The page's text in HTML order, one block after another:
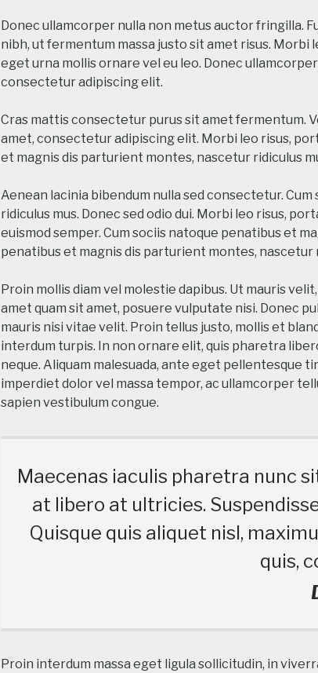
Donec ullamcorper nulla non metus auctor fringilla.
nibh, ut fermentum massa justo sit amet risus. Morbi
eget urna mollis ornare vel eu leo. Donec
consectetur adipiscing elit.
Cras mattis consectetur purus sit amet fermentum.
amet, consectetur adipiscing elit. Morbi leo risus,
et magnis dis parturient montes, nascetur ridiculus
Aenean lacinia bibendum nulla sed consectetur.
ridiculus mus. Donec sed odio dui. Morbi leo risus,
euismod semper. Cum sociis natoque penatibus et
penatibus et magnis dis parturient montes, nascetur
Proin mollis diam vel molestie dapibus. Ut mauris
amet quam sit amet, posuere vulputate nisi. Donec
mauris nisi vitae velit. Proin tellus justo, mollis et
interdum turpis. In non ornare elit, quis pharetra
neque. Aliquam malesuada, ante eget pellentesque
imperdiet dolor vel massa tempor, ac ullamcorper
sapien vestibulum congue.
Maecenas iaculis pharetra nunc
at libero at ultricies.
Quisque quis aliquet nisl,
quis,
Proin interdum massa eget ligula sollicitudin, in